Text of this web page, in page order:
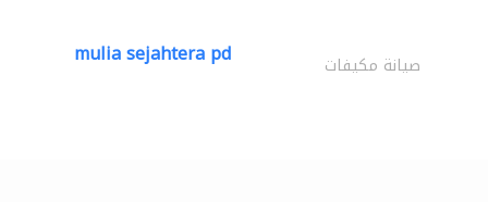
mulia sejahtera pd صيانة مكيفات